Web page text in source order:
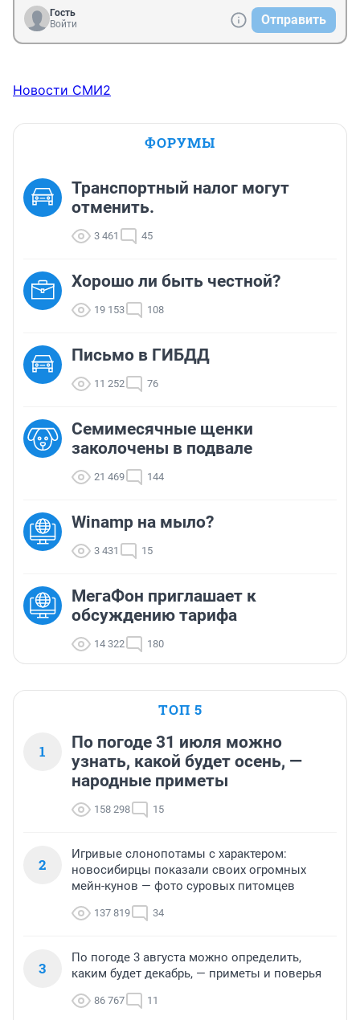
Гость
Войти
Отправить
Новости СМИ2
ФОРУМЫ
Транспортный налог могут
отменить.
3 461 45
Хорошо ли быть честной?
19 153 108
Письмо в ГИБДД
11 252 76
Семимесячные щенки
заколочены в подвале
21 469 144
Winamp на мыло?
3 431 15
МегаФон приглашает к
обсуждению тарифа
14 322 180
ТОП 5
1
По погоде 31 июля можно
узнать, какой будет осень, —
народные приметы
158 298 15
2
Игривые слонопотамы с характером:
новосибирцы показали своих огромных
мейн-кунов — фото суровых питомцев
137 819 34
3
По погоде 3 августа можно определить,
каким будет декабрь, — приметы и поверья
86 767 11